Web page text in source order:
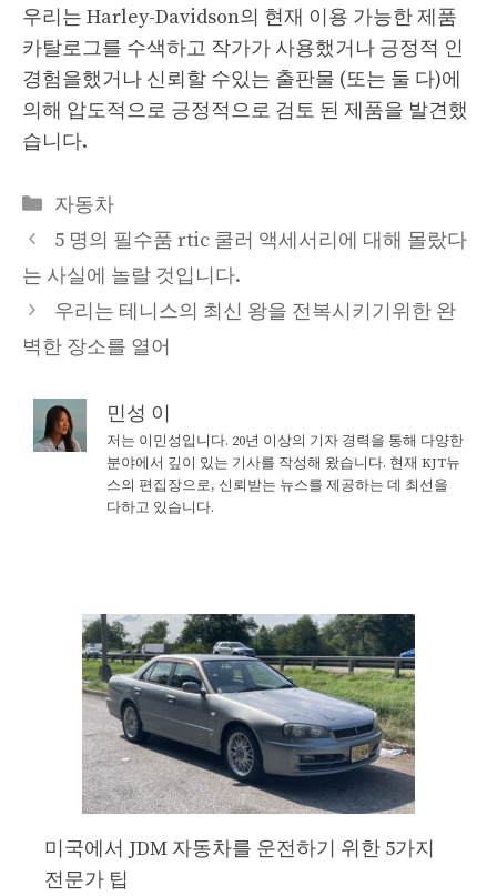
우리는 Harley-Davidson의 현재 이용 가능한 제품
카탈로그를 수색하고 작가가 사용했거나 긍정적 인
경험을했거나 신뢰할 수있는 출판물 (또는 둘 다)에
의해 압도적으로 긍정적으로 검토 된 제품을 발견했
습니다.
Categories
자동차
5 명의 필수품 rtic 쿨러 액세서리에 대해 몰랐다
는 사실에 놀랄 것입니다.
우리는 테니스의 최신 왕을 전복시키기위한 완
벽한 장소를 열어
민성 이
저는 이민성입니다. 20년 이상의 기자 경력을 통해 다양한
분야에서 깊이 있는 기사를 작성해 왔습니다. 현재 KJT뉴
스의 편집장으로, 신뢰받는 뉴스를 제공하는 데 최선을
다하고 있습니다.
미국에서 JDM 자동차를 운전하기 위한 5가지
전문가 팁